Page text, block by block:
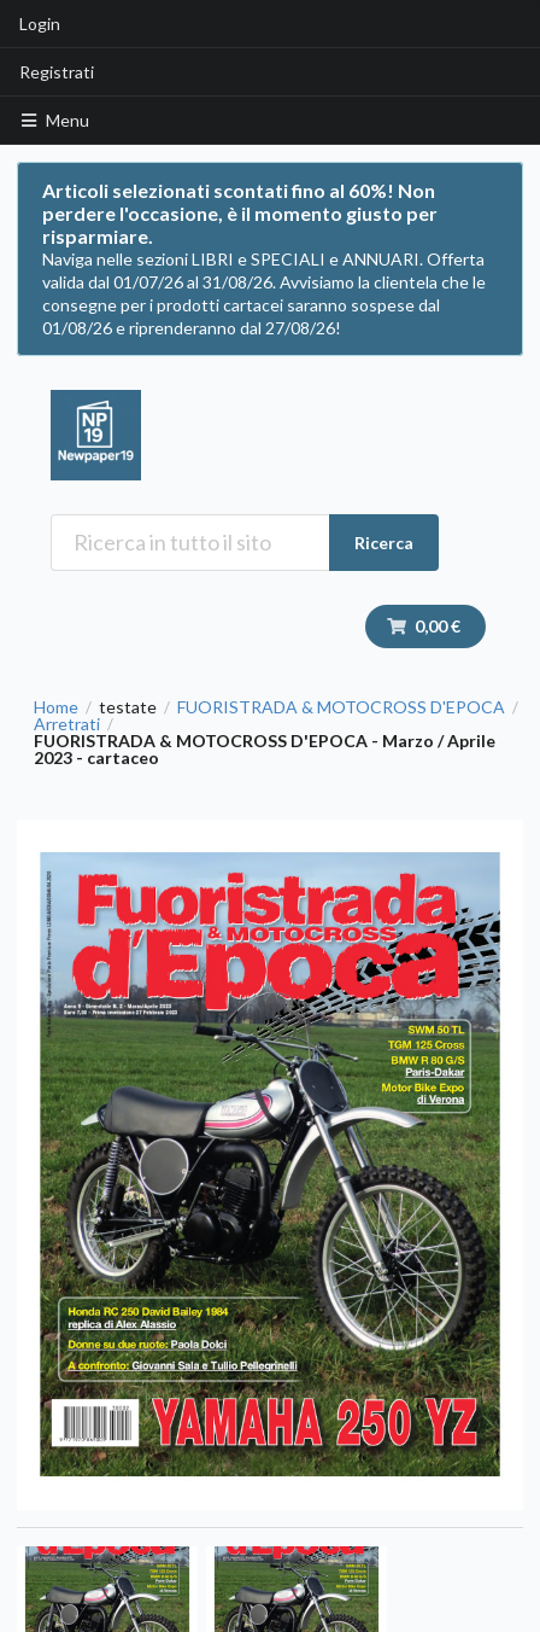
Login
Registrati
Menu
Articoli selezionati scontati fino al 60%! Non
perdere l'occasione, è il momento giusto per
risparmiare.
Naviga nelle sezioni LIBRI e SPECIALI e ANNUARI. Offerta
valida dal 01/07/26 al 31/08/26. Avvisiamo la clientela che le
consegne per i prodotti cartacei saranno sospese dal
01/08/26 e riprenderanno dal 27/08/26!
Ricerca
0,00 €
Home / testate / FUORISTRADA & MOTOCROSS D'EPOCA /
Arretrati /
FUORISTRADA & MOTOCROSS D'EPOCA - Marzo / Aprile
2023 - cartaceo